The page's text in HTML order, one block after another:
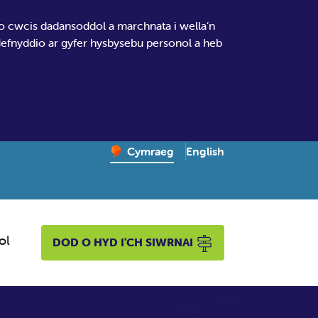
cwcis dadansoddol a marchnata i wella’n
ar gyfer hysbysebu personol a heb
Change website language
Cymraeg English
– Newid yr iaith ir
DOD O HYD I'CH SIWRNAI